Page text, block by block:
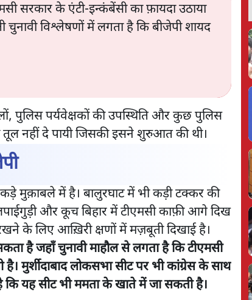
सरकार के एंटी-इन्कंबेंसी का फ़ायदा उठाया
चुनावी विश्लेषणों में लगता है कि बीजेपी शायद
पुलिस पर्यवेक्षकों की उपस्थिति और कुछ पुलिस
तूल नहीं दे पायी जिसकी इसने शुरुआत की थी।
मुक़ाबले में है। बालुरघाट में भी कड़ी टक्कर की
और कूच बिहार में टीएमसी काफ़ी आगे दिख
के लिए आख़िरी क्षणों में मज़बूती दिखाई है।
है जहाँ चुनावी माहौल से लगता है कि टीएमसी
मुर्शीदाबाद लोकसभा सीट पर भी कांग्रेस के साथ
यह सीट भी ममता के खाते में जा सकती है।